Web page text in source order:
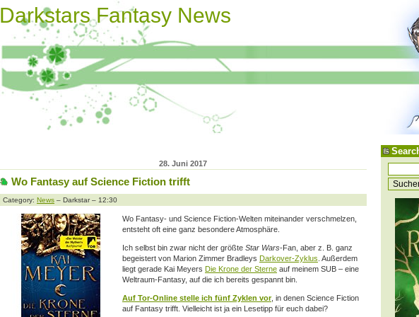
Darkstars Fantasy News
28. Juni 2017
Wo Fantasy auf Science Fiction trifft
Category: News – Darkstar – 12:30
Wo Fantasy- und Science Fiction-Welten miteinander verschmelzen,
entsteht oft eine ganz besondere Atmosphäre.
Ich selbst bin zwar nicht der größte Star Wars-Fan, aber z. B. ganz
begeistert von Marion Zimmer Bradleys Darkover-Zyklus . Außerdem
liegt gerade Kai Meyers Die Krone der Sterne auf meinem SUB – eine
Weltraum-Fantasy, auf die ich bereits gespannt bin.
Auf Tor-Online stelle ich fünf Zyklen vor, in denen Science Fiction
auf Fantasy trifft. Vielleicht ist ja ein Lesetipp für euch dabei?